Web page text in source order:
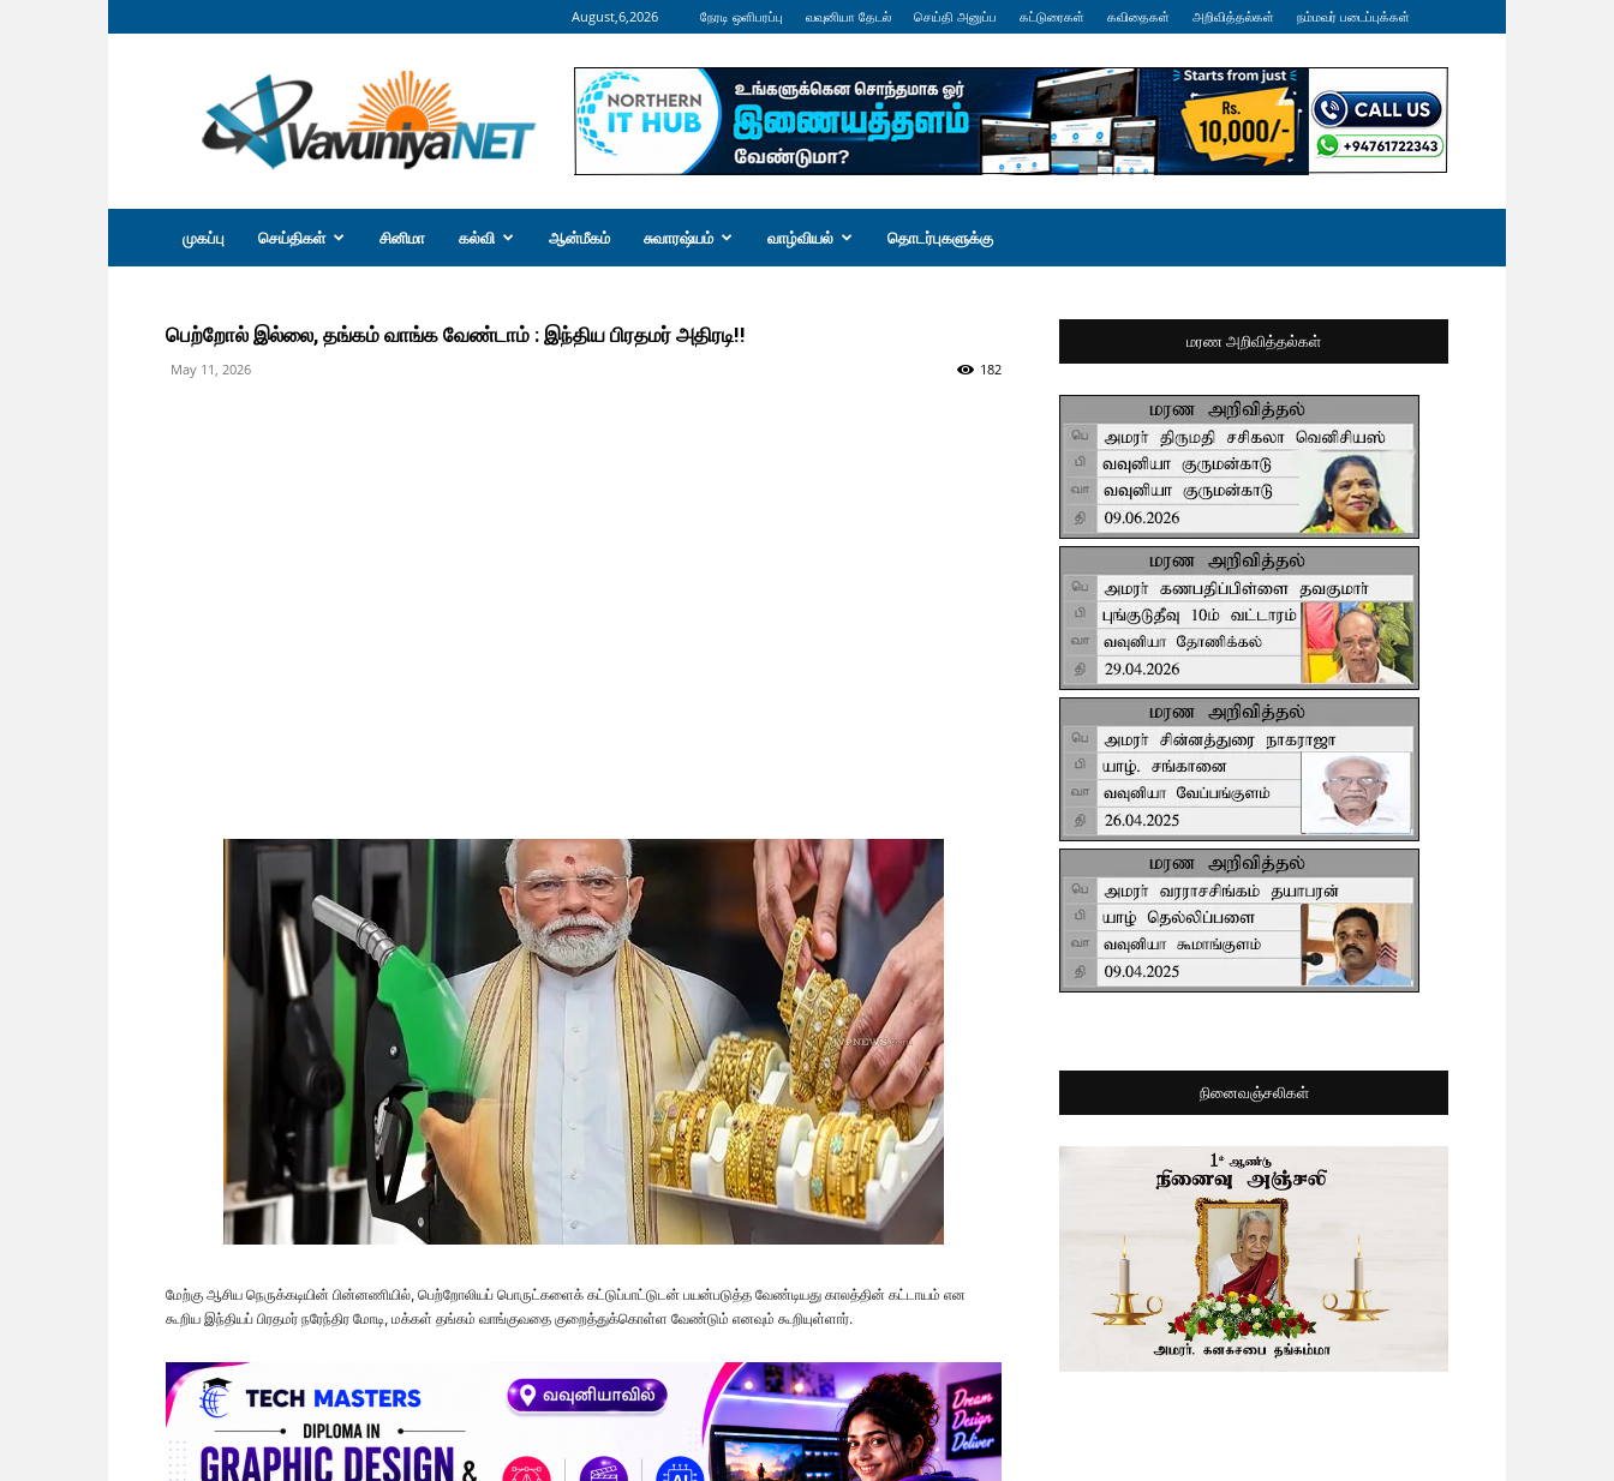
August,6,2026 நேரடி ஒளிபரப்பு வவுனியா தேடல் செய்தி அனுப்ப கட்டுரைகள் கவிதைகள் அறிவித்தல்கள் நம்மவர் படைப்புக்கள்
வவுனியா
நெற்
முகப்பு செய்திகள் சினிமா கல்வி ஆன்மீகம் சுவாரஷ்யம் வாழ்வியல் தொடர்புகளுக்கு
பெற்றோல் இல்லை, தங்கம் வாங்க வேண்டாம் : இந்திய பிரதமர் அதிரடி!!
May 11, 2026 182
மேற்கு ஆசிய நெருக்கடியின் பின்னணியில், பெற்றோலியப் பொருட்களைக் கட்டுப்பாட்டுடன் பயன்படுத்த வேண்டியது காலத்தின் கட்டாயம் என
கூறிய இந்தியப் பிரதமர் நரேந்திர மோடி, மக்கள் தங்கம் வாங்குவதை குறைத்துக்கொள்ள வேண்டும் எனவும் கூறியுள்ளார்.
மரண அறிவித்தல்கள்
நினைவஞ்சலிகள்